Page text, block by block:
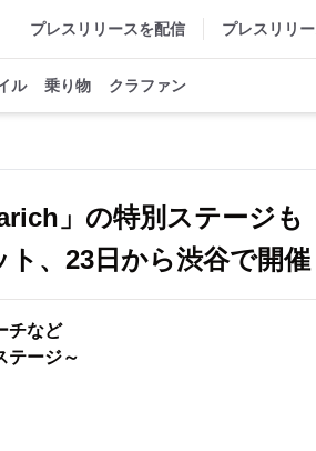
プレスリリースを配信 プレスリリ
ル 乗り物 クラファン
」の特別ステージも
、23日から渋谷で開催
チなど
テージ～